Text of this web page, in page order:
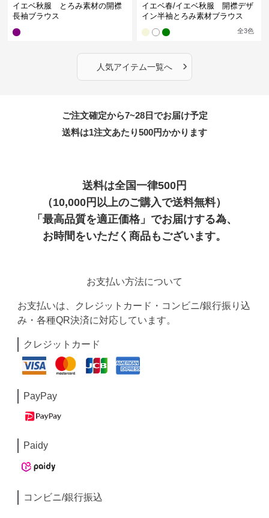
イエベ秋服 とろみ素材の開襟
長袖ブラウス
イエベ春/イエベ秋服 開襟デザ
イン半袖とろみ素材ブラウス
全3色
人気アイテム一覧へ ›
ご注文確定から7~28日でお届け予定
送料は1注文あたり500円かかります
送料は全国一律500円
（10,000円以上のご購入で送料無料）
「最高品質を適正価格」でお届けする為、
お時間をいただく商品もございます。
お支払い方法について
お支払いは、クレジットカード・コンビニ/銀行振り込
み・各種QR決済に対応しています。
クレジットカード
PayPay
Paidy
コンビニ/銀行振込